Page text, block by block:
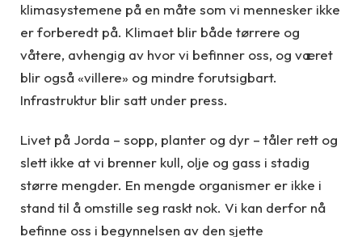
klimasystemene på en måte som vi mennesker ikke
er forberedt på. Klimaet blir både tørrere og
våtere, avhengig av hvor vi befinner oss, og været
blir også «villere» og mindre forutsigbart.
Infrastruktur blir satt under press.
Livet på Jorda – sopp, planter og dyr – tåler rett og
slett ikke at vi brenner kull, olje og gass i stadig
større mengder. En mengde organismer er ikke i
stand til å omstille seg raskt nok. Vi kan derfor nå
befinne oss i begynnelsen av den sjette